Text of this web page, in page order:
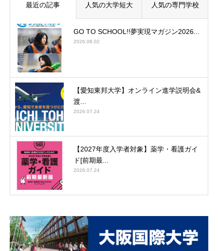
最近の記事 人気の大学短大 人気の専門学校
GO TO SCHOOL!!夢実現マガジン2026...
2026.08.02
【愛知東邦大学】オンライン進学説明会&
渡...
2026.07.24
【2027年度入学者対象】薬学・看護ガイ
ド[前期最...
2026.07.24